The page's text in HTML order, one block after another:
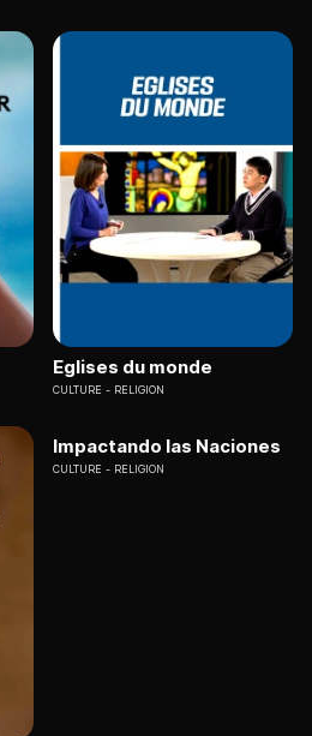
Eglises du monde
CULTURE RELIGION
Impactando las Naciones
CULTURE RELIGION